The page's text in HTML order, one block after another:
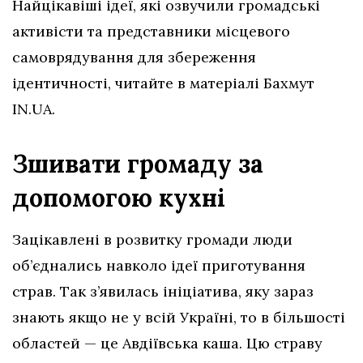
Найцікавіші ідеї, які озвучили громадські
активісти та представники місцевого
самоврядування для збереження
ідентичності, читайте в матеріалі Бахмут
IN.UA.
Зшивати громаду за
допомогою кухні
Зацікавлені в розвитку громади люди
об’єднались навколо ідеї приготування
страв. Так з’явилась ініціатива, яку зараз
знають якщо не у всій Україні, то в більшості
областей — це Авдіївська каша. Цю страву